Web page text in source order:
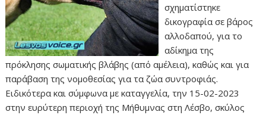
σχηματίστηκε
δικογραφία σε βάρος
αλλοδαπού, για το
αδίκημα της
πρόκλησης σωματικής βλάβης (από αμέλεια), καθώς και για
παράβαση της νομοθεσίας για τα ζώα συντροφιάς.
Ειδικότερα και σύμφωνα με καταγγελία, την 15-02-2023
στην ευρύτερη περιοχή της Μήθυμνας στη Λέσβο, σκύλος